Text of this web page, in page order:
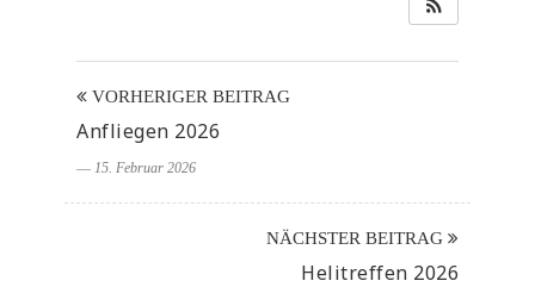
VORHERIGER BEITRAG
Anfliegen 2026
― 15. Februar 2026
NÄCHSTER BEITRAG
Helitreffen 2026